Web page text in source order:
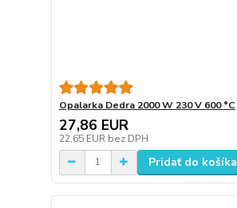
Opalarka Dedra 2000 W 230 V 600 °C
27,86 EUR
22,65 EUR bez DPH
Pridať do košíka